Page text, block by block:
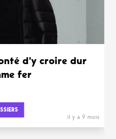
d’y croire dur
fer
il y a 9 mois